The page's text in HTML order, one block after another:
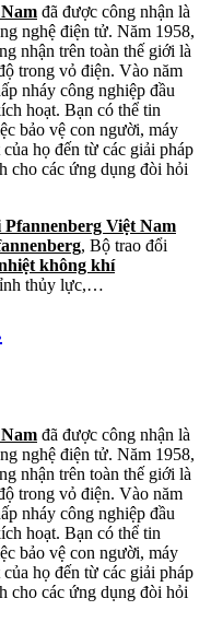
đã được công nhận là
nghệ điện tử. Năm 1958,
nhận trên toàn thế giới là
trong vỏ điện. Vào năm
nháy công nghiệp đầu
hoạt. Bạn có thể tin
bảo vệ con người, máy
họ đến từ các giải pháp
cho các ứng dụng đòi hỏi
Việt Nam
, Bộ trao đổi
không khí
thủy lực,…
đã được công nhận là
nghệ điện tử. Năm 1958,
nhận trên toàn thế giới là
trong vỏ điện. Vào năm
nháy công nghiệp đầu
hoạt. Bạn có thể tin
bảo vệ con người, máy
họ đến từ các giải pháp
cho các ứng dụng đòi hỏi